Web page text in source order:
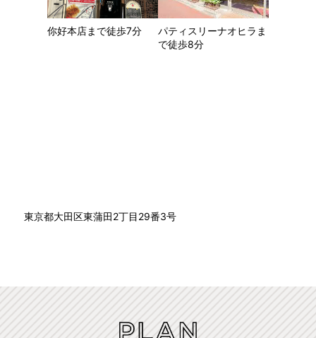
你好本店まで徒歩7分
パティスリーナオヒラま
で徒歩8分
東京都大田区東蒲田2丁目29番3号